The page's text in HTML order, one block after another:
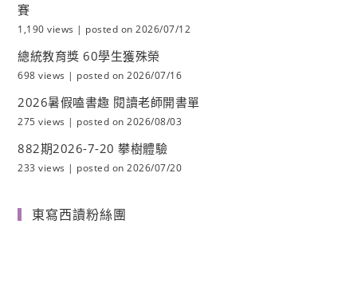
賽
1,190 views | posted on 2026/07/12
總統教育獎 60學生獲殊榮
698 views | posted on 2026/07/16
2026暑假嗑書趣 閱讀老師開書單
275 views | posted on 2026/08/03
882期2026-7-20 攀樹體驗
233 views | posted on 2026/07/20
東寫西讀粉絲團